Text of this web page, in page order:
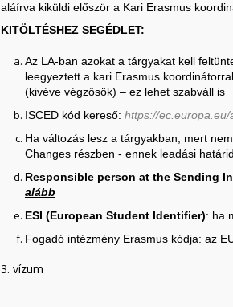
aláírva kiküldi először a Kari Erasmus
KITÖLTÉSHEZ SEGÉDLET:
Az LA-ban azokat a tárgyakat kell
leegyeztett a kari Erasmus
(kivéve végzősök) – ez lehet szabváll is
ISCED kód kereső: https://
Ha változás lesz a tárgyakban, mert
Changes részben - ennek leadási
Responsible person at the Sending
alább
ESI (European Student Identifier): ha
Fogadó intézmény Erasmus kódja: az
3. vízum